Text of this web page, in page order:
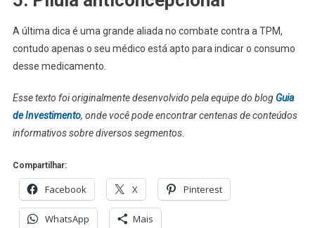
A última dica é uma grande aliada no combate contra a TPM,
contudo apenas o seu médico está apto para indicar o consumo
desse medicamento.
Esse texto foi originalmente desenvolvido pela equipe do blog Guia
de Investimento, onde você pode encontrar centenas de conteúdos
informativos sobre diversos segmentos.
Compartilhar:
Facebook X Pinterest
WhatsApp Mais